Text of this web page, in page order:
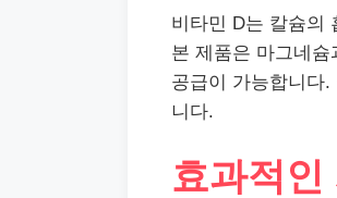
비타민 D는 칼슘의
본 제품은 마그네
공급이 가능합니다
니다.
효과적인